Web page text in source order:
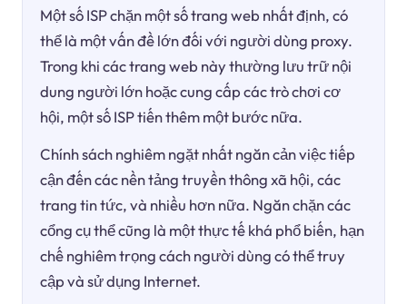
Một số ISP chặn một số trang web nhất định, có
thể là một vấn đề lớn đối với người dùng proxy.
Trong khi các trang web này thường lưu trữ nội
dung người lớn hoặc cung cấp các trò chơi cơ
hội, một số ISP tiến thêm một bước nữa.
Chính sách nghiêm ngặt nhất ngăn cản việc tiếp
cận đến các nền tảng truyền thông xã hội, các
trang tin tức, và nhiều hơn nữa. Ngăn chặn các
cổng cụ thể cũng là một thực tế khá phổ biến, hạn
chế nghiêm trọng cách người dùng có thể truy
cập và sử dụng Internet.